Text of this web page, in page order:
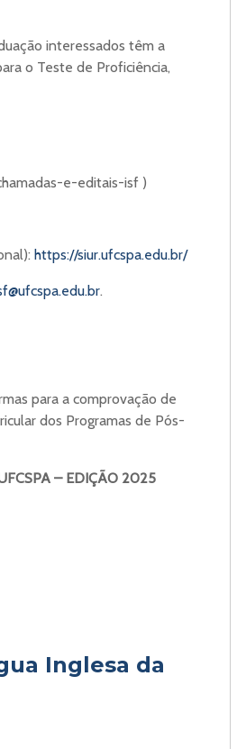
interessados têm a
o Teste de Proficiência,
e-editais-isf )
https://siur.ufcspa.edu.br/
.
para a comprovação de
dos Programas de Pós-
– EDIÇÃO 2025
Inglesa da